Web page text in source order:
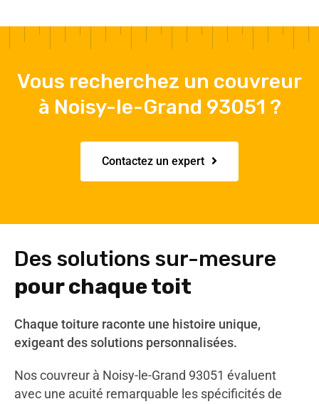
Vous recherchez un couvreur
à Noisy-le-Grand 93051 ?
Contactez un expert
Des solutions sur-mesure
pour chaque toit
Chaque toiture raconte une histoire unique,
exigeant des solutions personnalisées.
Nos couvreur à Noisy-le-Grand 93051 évaluent
avec une acuité remarquable les spécificités de